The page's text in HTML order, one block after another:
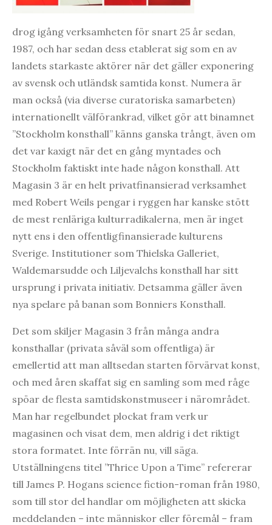
drog igång verksamheten för snart 25 år sedan,
1987, och har sedan dess etablerat sig som en av
landets starkaste aktörer när det gäller exponering
av svensk och utländsk samtida konst. Numera är
man också (via diverse curatoriska samarbeten)
internationellt välförankrad, vilket gör att binamnet
”Stockholm konsthall” känns ganska trångt, även om
det var kaxigt när det en gång myntades och
Stockholm faktiskt inte hade någon konsthall. Att
Magasin 3 är en helt privatfinansierad verksamhet
med Robert Weils pengar i ryggen har kanske stött
de mest renläriga kulturradikalerna, men är inget
nytt ens i den offentligfinansierade kulturens
Sverige. Institutioner som Thielska Galleriet,
Waldemarsudde och Liljevalchs konsthall har sitt
ursprung i privata initiativ. Detsamma gäller även
nya spelare på banan som Bonniers Konsthall.
Det som skiljer Magasin 3 från många andra
konsthallar (privata såväl som offentliga) är
emellertid att man alltsedan starten förvärvat konst,
och med åren skaffat sig en samling som med råge
spöar de flesta samtidskonstmuseer i närområdet.
Man har regelbundet plockat fram verk ur
magasinen och visat dem, men aldrig i det riktigt
stora formatet. Inte förrän nu, vill säga.
Utställningens titel ”Thrice Upon a Time” refererar
till James P. Hogans science fiction-roman från 1980,
som till stor del handlar om möjligheten att skicka
meddelanden – inte människor eller föremål – fram